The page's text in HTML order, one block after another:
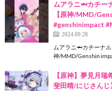
ムアラニ🦈カチー
【原神/MMD/
#genshinimpact
2024.09.28
ムアラニ🦈カチーナ
神/MMD/Genshin
【原神】夢見月
斐田晴/にじさんじ